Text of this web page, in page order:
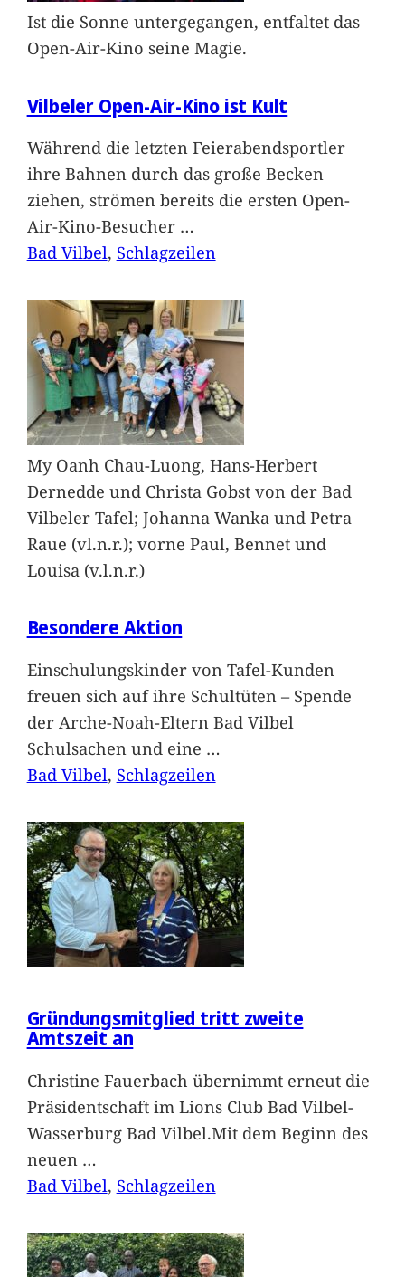
Ist die Sonne untergegangen, entfaltet das
Open-Air-Kino seine Magie.
Vilbeler Open-Air-Kino ist Kult
Während die letzten Feierabendsportler
ihre Bahnen durch das große Becken
ziehen, strömen bereits die ersten Open-
Air-Kino-Besucher …
Bad Vilbel, Schlagzeilen
My Oanh Chau-Luong, Hans-Herbert
Dernedde und Christa Gobst von der Bad
Vilbeler Tafel; Johanna Wanka und Petra
Raue (vl.n.r.); vorne Paul, Bennet und
Louisa (v.l.n.r.)
Besondere Aktion
Einschulungskinder von Tafel-Kunden
freuen sich auf ihre Schultüten – Spende
der Arche-Noah-Eltern Bad Vilbel
Schulsachen und eine …
Bad Vilbel, Schlagzeilen
Gründungsmitglied tritt zweite
Amtszeit an
Christine Fauerbach übernimmt erneut die
Präsidentschaft im Lions Club Bad Vilbel-
Wasserburg Bad Vilbel.Mit dem Beginn des
neuen …
Bad Vilbel, Schlagzeilen